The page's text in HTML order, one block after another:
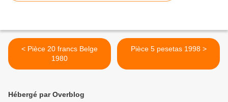
< Pièce 20 francs Belge
1980
Pièce 5 pesetas 1998 >
Hébergé par Overblog